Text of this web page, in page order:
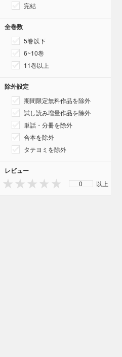
完結
全巻数
5巻以下
6~10巻
11巻以上
除外設定
期間限定無料作品を除外
試し読み増量作品を除外
単話・分冊を除外
合本を除外
タテヨミを除外
レビュー
0 以上